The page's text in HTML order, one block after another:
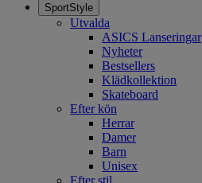
SportStyle
Utvalda
ASICS Lanseringar
Nyheter
Bestsellers
Klädkollektion
Skateboard
Efter kön
Herrar
Damer
Barn
Unisex
Efter stil